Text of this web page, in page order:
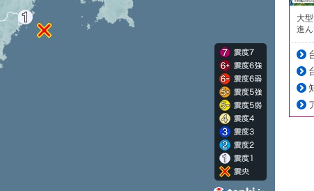
大
進